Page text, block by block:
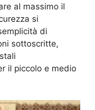
al massimo il
si
di
sottoscritte,
il piccolo e medio